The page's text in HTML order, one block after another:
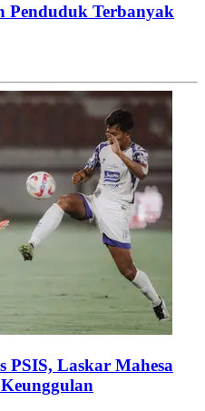
Penduduk Terbanyak
PSIS, Laskar Mahesa